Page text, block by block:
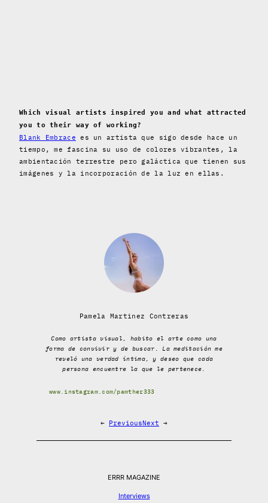
Which visual artists inspired you and what attracted
you to their way of working?
Blank Embrace es un artista que sigo desde hace un
tiempo, me fascina su uso de colores vibrantes, la
ambientación terrestre pero galáctica que tienen sus
imágenes y la incorporación de la luz en ellas.
Pamela Martinez Contreras
Como artista visual, habito el arte como una
forma de convivir y de buscar. La meditación me
reveló una verdad íntima, y deseo que cada
persona encuentre la que le pertenece.
www.instagram.com/pamther333
← PreviousNext →
ERRR MAGAZINE
Interviews